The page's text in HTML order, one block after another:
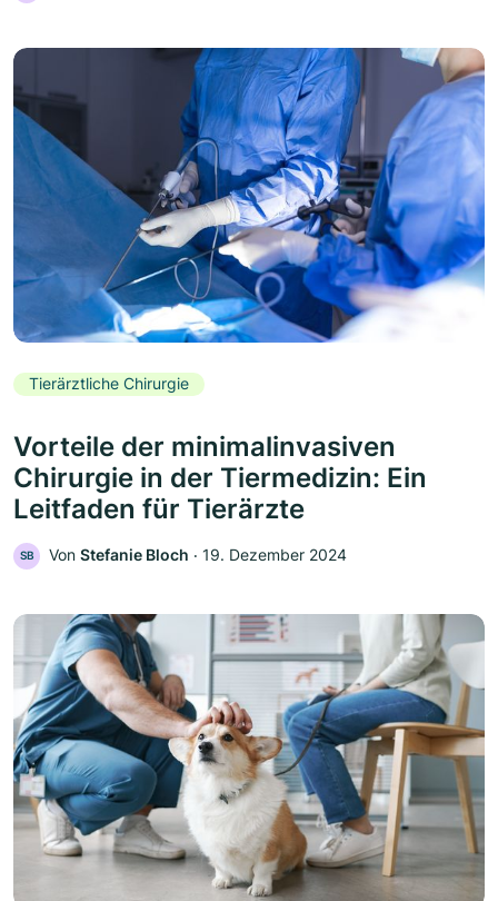
Tierärztliche Chirurgie
Vorteile der minimalinvasiven
Chirurgie in der Tiermedizin: Ein
Leitfaden für Tierärzte
SB Von Stefanie Bloch ‧ 19. Dezember 2024